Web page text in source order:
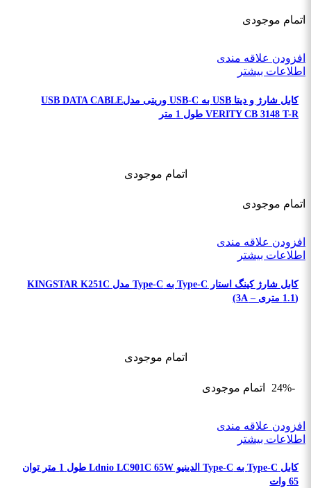
اتمام موجودی
افزودن علاقه مندی
اطلاعات بیشتر
کابل شارژ و دیتا USB به USB-C وریتی مدلUSB DATA CABLE
VERITY CB 3148 T-R طول 1 متر
اتمام موجودی
اتمام موجودی
افزودن علاقه مندی
اطلاعات بیشتر
کابل شارژ کینگ استار Type-C به Type-C مدل KINGSTAR K251C
(1.1 متری – 3A)
اتمام موجودی
-24% اتمام موجودی
افزودن علاقه مندی
اطلاعات بیشتر
کابل Type-C به Type-C الدینیو Ldnio LC901C 65W طول 1 متر توان
65 وات